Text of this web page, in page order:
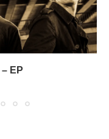
EP